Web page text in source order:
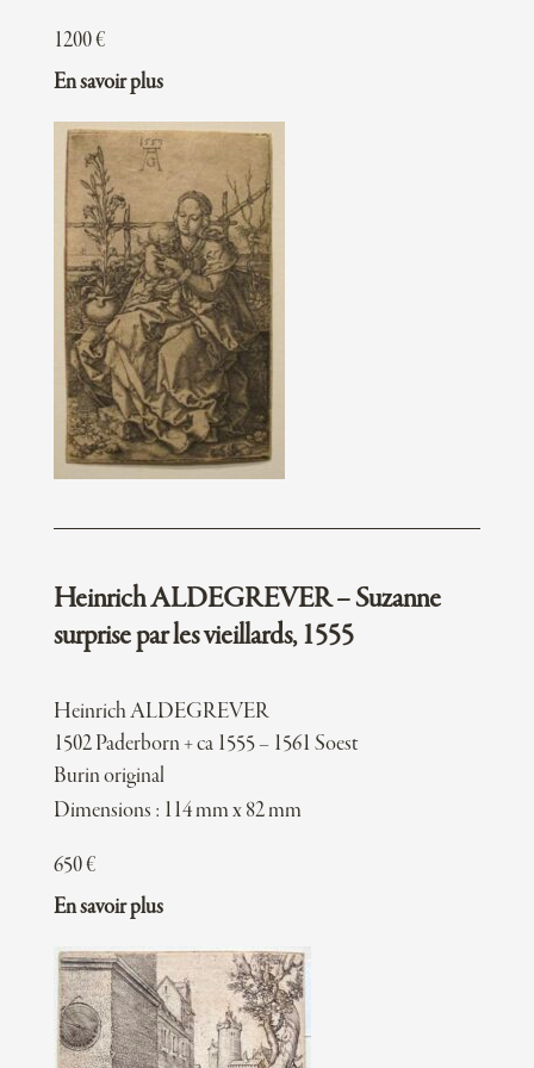
1200€
En savoir plus
Heinrich ALDEGREVER – Suzanne
surprise par les vieillards, 1555
Heinrich ALDEGREVER
1502 Paderborn + ca 1555 – 1561 Soest
Burin original
Dimensions : 114 mm x 82 mm
650€
En savoir plus